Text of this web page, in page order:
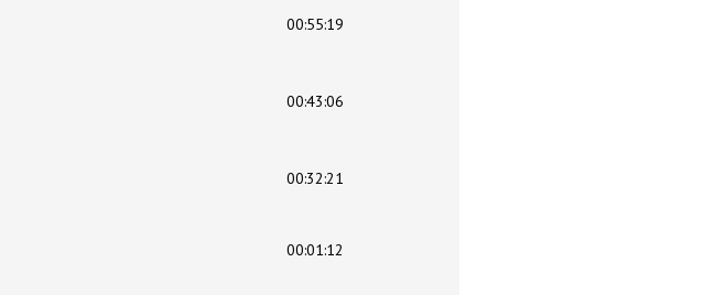
00:55:19
00:43:06
00:32:21
00:01:12